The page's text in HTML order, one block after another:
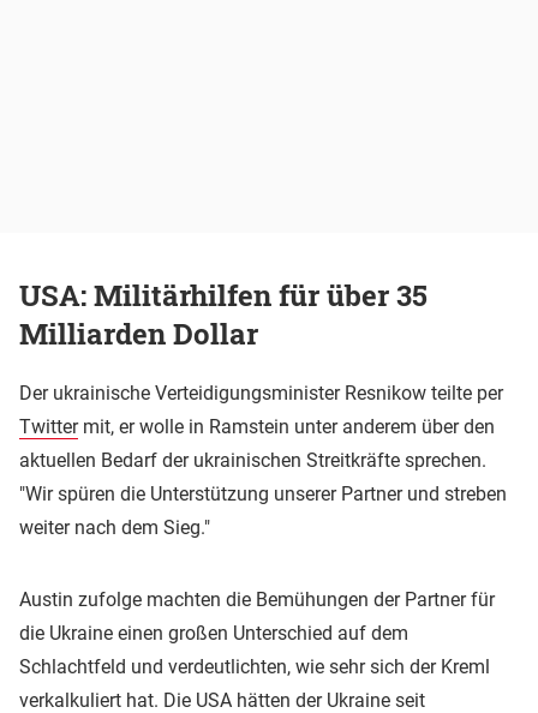
USA: Militärhilfen für über 35
Milliarden Dollar
Der ukrainische Verteidigungsminister Resnikow teilte per
Twittermit, er wolle in Ramstein unter anderem über den
aktuellen Bedarf der ukrainischen Streitkräfte sprechen.
"Wir spüren die Unterstützung unserer Partner und streben
weiter nach dem Sieg."
Austin zufolge machten die Bemühungen der Partner für
die Ukraine einen großen Unterschied auf dem
Schlachtfeld und verdeutlichten, wie sehr sich der Kreml
verkalkuliert hat. Die USA hätten der Ukraine seit